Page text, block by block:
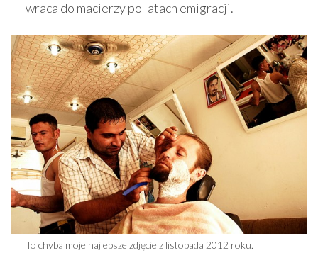
wraca do macierzy po latach emigracji.
To chyba moje najlepsze zdjęcie z listopada 2012 roku.